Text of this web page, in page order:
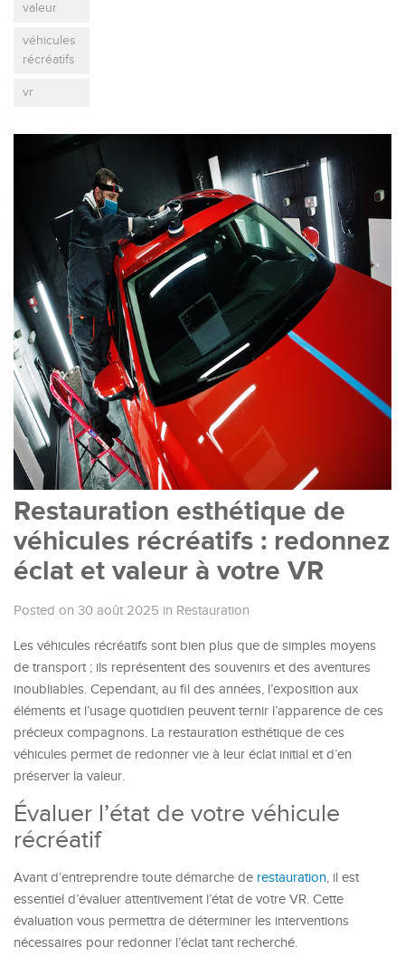
valeur
véhicules
récréatifs
vr
Restauration esthétique de
véhicules récréatifs : redonnez
éclat et valeur à votre VR
Posted on 30 août 2025 in Restauration
Les véhicules récréatifs sont bien plus que de simples moyens
de transport ; ils représentent des souvenirs et des aventures
inoubliables. Cependant, au fil des années, l’exposition aux
éléments et l’usage quotidien peuvent ternir l’apparence de ces
précieux compagnons. La restauration esthétique de ces
véhicules permet de redonner vie à leur éclat initial et d’en
préserver la valeur.
Évaluer l’état de votre véhicule
récréatif
Avant d’entreprendre toute démarche de restauration, il est
essentiel d’évaluer attentivement l’état de votre VR. Cette
évaluation vous permettra de déterminer les interventions
nécessaires pour redonner l’éclat tant recherché.